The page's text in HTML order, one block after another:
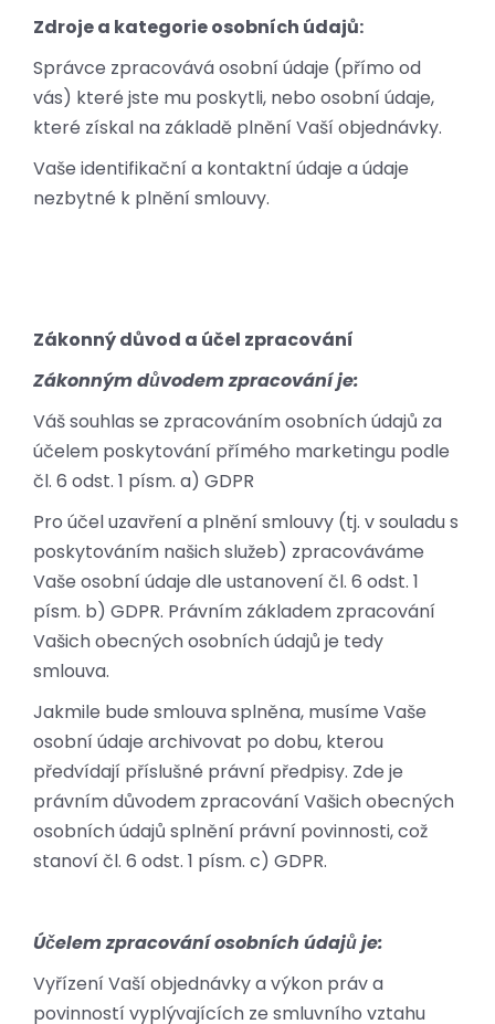
Zdroje a kategorie osobních údajů:
Správce zpracovává osobní údaje (přímo od
vás) které jste mu poskytli, nebo osobní údaje,
které získal na základě plnění Vaší objednávky.
Vaše identifikační a kontaktní údaje a údaje
nezbytné k plnění smlouvy.
Zákonný důvod a účel zpracování
Zákonným důvodem zpracování je:
Váš souhlas se zpracováním osobních údajů za
účelem poskytování přímého marketingu podle
čl. 6 odst. 1 písm. a) GDPR
Pro účel uzavření a plnění smlouvy (tj. v souladu s
poskytováním našich služeb) zpracováváme
Vaše osobní údaje dle ustanovení čl. 6 odst. 1
písm. b) GDPR. Právním základem zpracování
Vašich obecných osobních údajů je tedy
smlouva.
Jakmile bude smlouva splněna, musíme Vaše
osobní údaje archivovat po dobu, kterou
předvídají příslušné právní předpisy. Zde je
právním důvodem zpracování Vašich obecných
osobních údajů splnění právní povinnosti, což
stanoví čl. 6 odst. 1 písm. c) GDPR.
Účelem zpracování osobních údajů je:
Vyřízení Vaší objednávky a výkon práv a
povinností vyplývajících ze smluvního vztahu